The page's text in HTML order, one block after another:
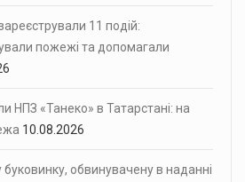
11 подій:
пожежі та допомагали
НПЗ «Танеко» в Татарстані: на
10.08.2026
обвинувачену в наданні